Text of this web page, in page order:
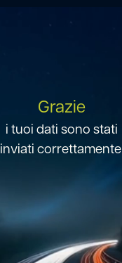
Grazie
i tuoi dati sono stati
inviati correttamente